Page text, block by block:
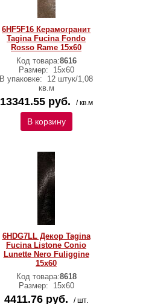
6HF5F16 Керамогранит
Tagina Fucina Fondo
Rosso Rame 15x60
Код товара:8616
Размер:
15x60
В упаковке:
12 штук/1,08
кв.м
13341.55 руб. / кв.м
В корзину
6HDG7LL Декор Tagina
Fucina Listone Conio
Lunette Nero Fuliggine
15x60
Код товара:8618
Размер:
15x60
4411.76 руб. / шт.